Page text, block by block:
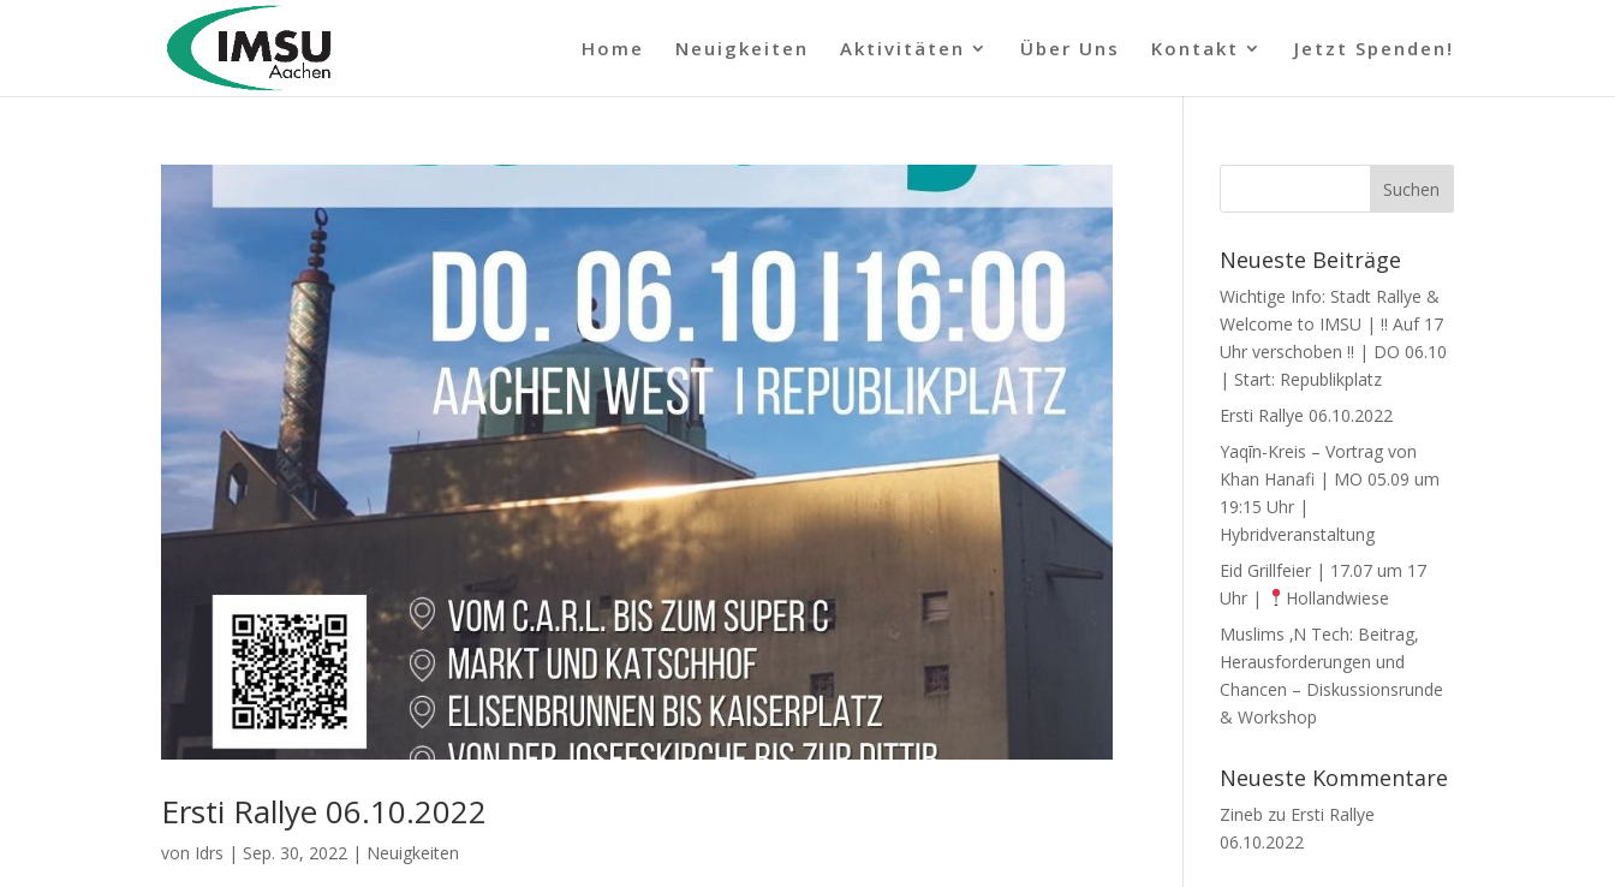
Home Neuigkeiten Aktivitäten Über Uns Kontakt Jetzt Spenden!
Ersti Rallye 06.10.2022
von Idrs | Sep. 30, 2022 | Neuigkeiten
Neueste Beiträge
Wichtige Info: Stadt Rallye &
Welcome to IMSU | !! Auf 17
Uhr verschoben !! | DO 06.10
| Start: Republikplatz
Ersti Rallye 06.10.2022
Yaqīn-Kreis – Vortrag von
Khan Hanafi | MO 05.09 um
19:15 Uhr |
Hybridveranstaltung
Eid Grillfeier | 17.07 um 17
Uhr |
Hollandwiese
Muslims ‚N Tech: Beitrag,
Herausforderungen und
Chancen – Diskussionsrunde
& Workshop
Neueste Kommentare
Zineb zu Ersti Rallye
06.10.2022